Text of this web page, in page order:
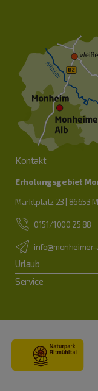
Kontakt
Erholungsgebiet
Marktplatz 23 | 86653
0151/1000 25 88
Urlaub
Service